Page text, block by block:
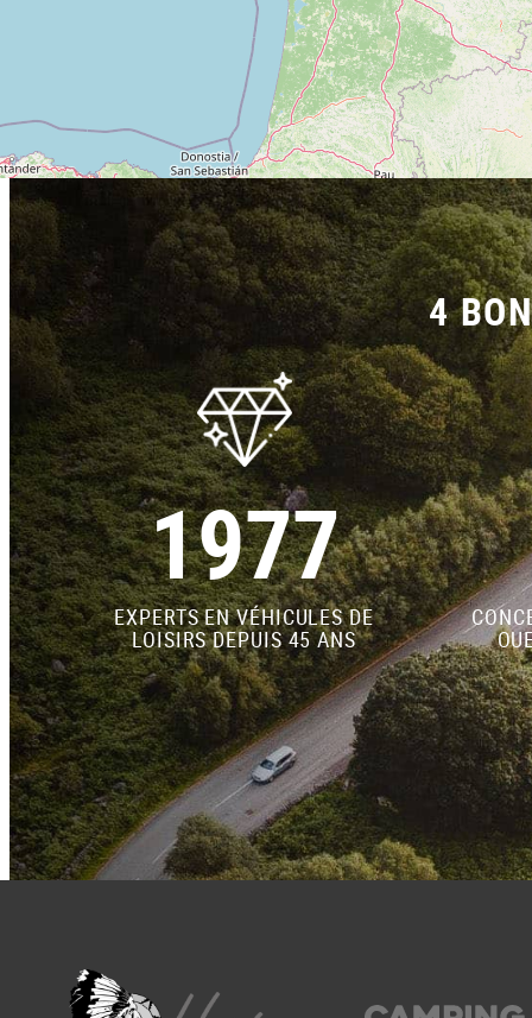
4
1977
EXPERTS EN VÉHICULES DE
LOISIRS DEPUIS 45 ANS